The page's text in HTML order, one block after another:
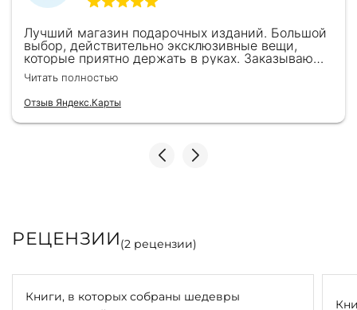
Лучший магазин подарочных изданий. Большой
выбор, действительно эксклюзивные вещи,
которые приятно держать в руках. Заказываю
здесь уже второй раз для бизнес-партнеров,
всегда всё безупречно — от общения с
консультантами до качества самих книг.
Однозначно рекомендую
Читать полностью
Отзыв Яндекс.Карты
РЕЦЕНЗИИ(2 рецензии)
Книги, в которых собраны шедевры